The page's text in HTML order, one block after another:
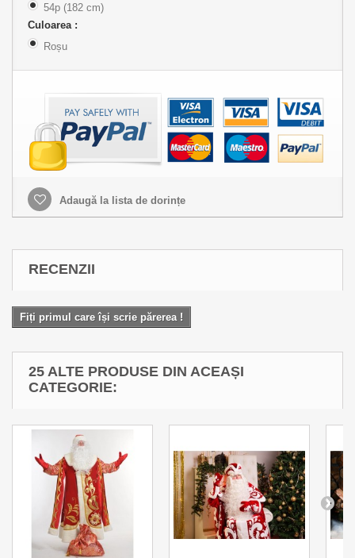
54p (182 cm)
Culoarea :
Roșu
Adaugă la lista de dorințe
RECENZII
Fiți primul care își scrie părerea !
25 ALTE PRODUSE DIN ACEAȘI
CATEGORIE: